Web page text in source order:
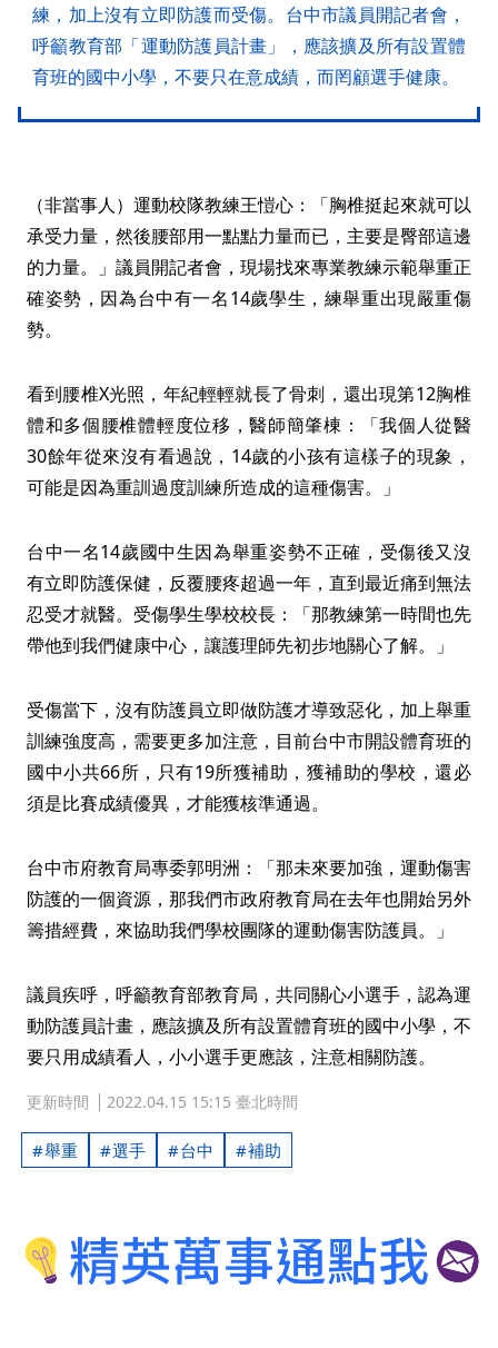
練，加上沒有立即防護而受傷。台中市議員開記者會，
呼籲教育部「運動防護員計畫」，應該擴及所有設置體
育班的國中小學，不要只在意成績，而罔顧選手健康。
（非當事人）運動校隊教練王愷心：「胸椎挺起來就可以
承受力量，然後腰部用一點點力量而已，主要是臀部這邊
的力量。」議員開記者會，現場找來專業教練示範舉重正
確姿勢，因為台中有一名14歲學生，練舉重出現嚴重傷
勢。
看到腰椎X光照，年紀輕輕就長了骨刺，還出現第12胸椎
體和多個腰椎體輕度位移，醫師簡肇棟：「我個人從醫
30餘年從來沒有看過說，14歲的小孩有這樣子的現象，
可能是因為重訓過度訓練所造成的這種傷害。」
台中一名14歲國中生因為舉重姿勢不正確，受傷後又沒
有立即防護保健，反覆腰疼超過一年，直到最近痛到無法
忍受才就醫。受傷學生學校校長：「那教練第一時間也先
帶他到我們健康中心，讓護理師先初步地關心了解。」
受傷當下，沒有防護員立即做防護才導致惡化，加上舉重
訓練強度高，需要更多加注意，目前台中市開設體育班的
國中小共66所，只有19所獲補助，獲補助的學校，還必
須是比賽成績優異，才能獲核準通過。
台中市府教育局專委郭明洲：「那未來要加強，運動傷害
防護的一個資源，那我們市政府教育局在去年也開始另外
籌措經費，來協助我們學校團隊的運動傷害防護員。」
議員疾呼，呼籲教育部教育局，共同關心小選手，認為運
動防護員計畫，應該擴及所有設置體育班的國中小學，不
要只用成績看人，小小選手更應該，注意相關防護。
更新時間 2022.04.15 15:15 臺北時間
舉重 選手 台中 補助